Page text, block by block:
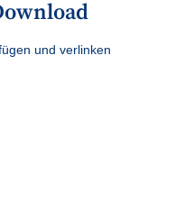
und verlinken